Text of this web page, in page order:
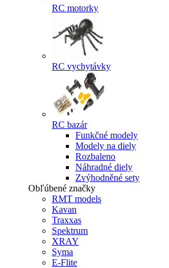
RC motorky
RC vychytávky
RC bazár
Funkčné modely
Modely na diely
Rozbaleno
Náhradné diely
Zvýhodněné sety
Obľúbené značky
RMT models
Kavan
Traxxas
Spektrum
XRAY
Syma
E-Flite